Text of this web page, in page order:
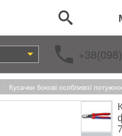
Кусачки бокові особливої